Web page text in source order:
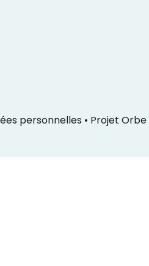
personnelles • Projet Orbe